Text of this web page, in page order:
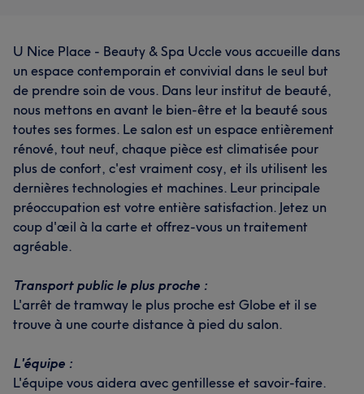
U Nice Place - Beauty & Spa Uccle vous accueille dans
un espace contemporain et convivial dans le seul but
de prendre soin de vous. Dans leur institut de beauté,
nous mettons en avant le bien-être et la beauté sous
toutes ses formes. Le salon est un espace entièrement
rénové, tout neuf, chaque pièce est climatisée pour
plus de confort, c'est vraiment cosy, et ils utilisent les
dernières technologies et machines. Leur principale
préoccupation est votre entière satisfaction. Jetez un
coup d'œil à la carte et offrez-vous un traitement
agréable.
Transport public le plus proche :
L'arrêt de tramway le plus proche est Globe et il se
trouve à une courte distance à pied du salon.
L'équipe :
L'équipe vous aidera avec gentillesse et savoir-faire.